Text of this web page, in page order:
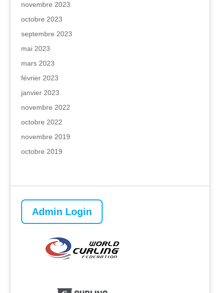
novembre 2023
octobre 2023
septembre 2023
mai 2023
mars 2023
février 2023
janvier 2023
novembre 2022
octobre 2022
novembre 2019
octobre 2019
Admin Login